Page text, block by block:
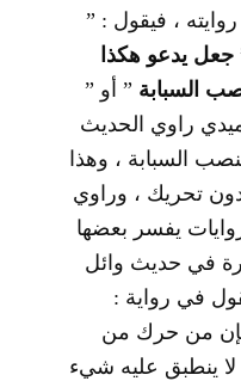
، فيقول : ”
جعل يدعو هكذا
السبابة ” أو ”
راوي الحديث
السبابة ، وهذا
تحريك ، وراوي
يفسر بعضها
في حديث وائل
في رواية :
من حرك من
ينطبق عليه شيء